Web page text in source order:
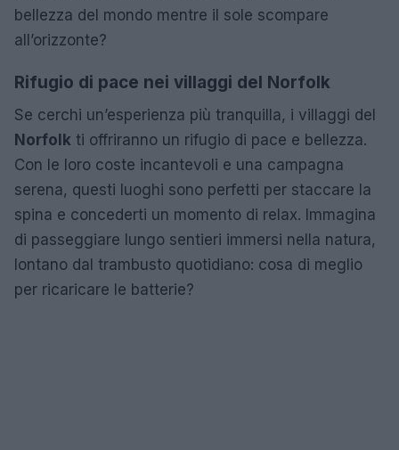
bellezza del mondo mentre il sole scompare
all’orizzonte?
Rifugio di pace nei villaggi del Norfolk
Se cerchi un’esperienza più tranquilla, i villaggi del
Norfolk ti offriranno un rifugio di pace e bellezza.
Con le loro coste incantevoli e una campagna
serena, questi luoghi sono perfetti per staccare la
spina e concederti un momento di relax. Immagina
di passeggiare lungo sentieri immersi nella natura,
lontano dal trambusto quotidiano: cosa di meglio
per ricaricare le batterie?